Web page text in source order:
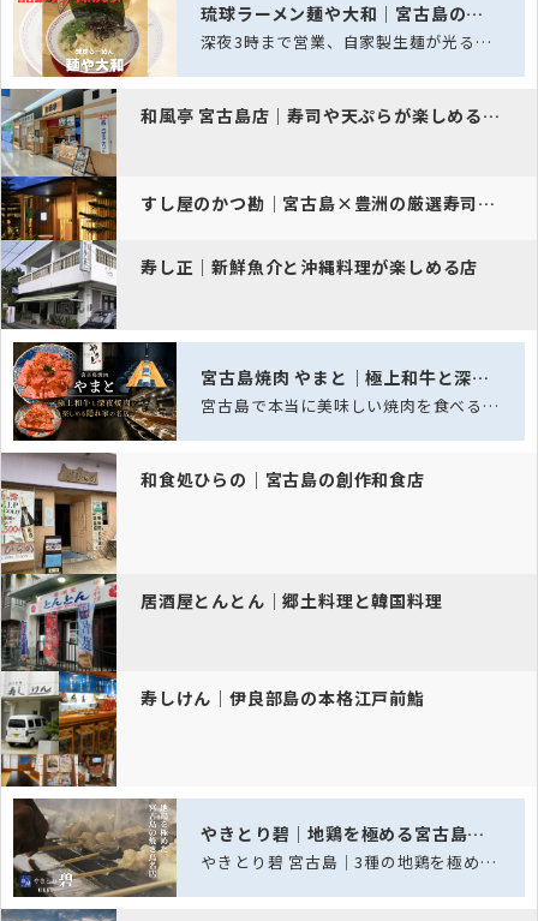
和風亭 宮古島店｜寿司や天ぷらが楽しめる和食レストラン
すし屋のかつ勘｜宮古島×豊洲の厳選寿司を堪能
寿し正｜新鮮魚介と沖縄料理が楽しめる店
和食処ひらの｜宮古島の創作和食店
居酒屋とんとん｜郷土料理と韓国料理
寿しけん｜伊良部島の本格江戸前鮨
琉球ラーメン麺や大和｜宮古島の深夜ラーメン酒場
深夜3時まで営業、自家製生麺が光る宮古島の夜ラーメン酒場
宮古島焼肉 やまと｜極上和牛と深夜焼肉を楽しめる隠れ家の名店
宮古島で本当に美味しい焼肉を食べるなら「宮古島焼肉 やまと」。美しいサシが入った…
やきとり碧｜地鶏を極める宮古島の焼鳥処
やきとり碧 宮古島｜3種の地鶏を極める、宮古島の焼き鳥名店